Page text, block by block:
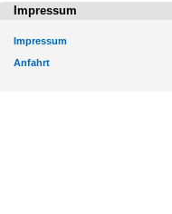
Impressum
Impressum
Anfahrt